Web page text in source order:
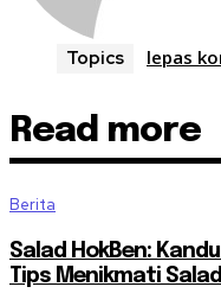
Topics lepas
Read more
Berita
Salad HokBen:
Tips Menikmati